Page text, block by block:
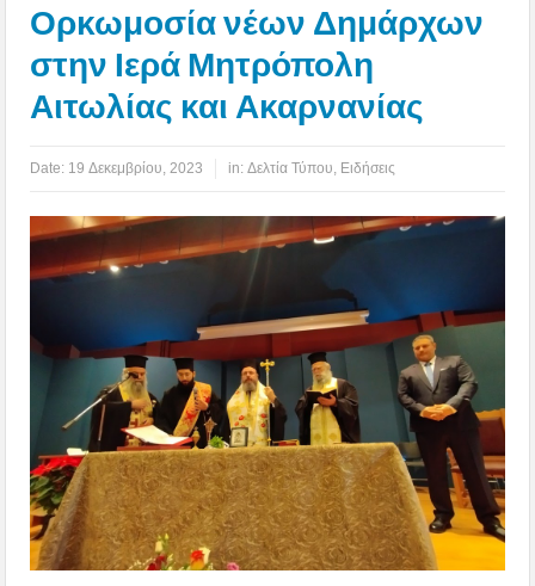
Ορκωμοσία νέων Δημάρχων
στην Ιερά Μητρόπολη
Αιτωλίας και Ακαρνανίας
Date: 19 Δεκεμβρίου, 2023 in:Δελτία Τύπου Ειδήσεις